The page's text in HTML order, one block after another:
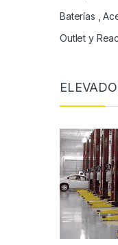
Baterías ,
Outlet y